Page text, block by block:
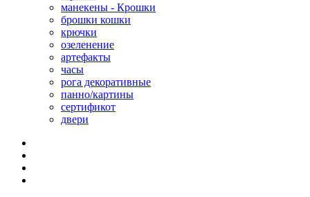
манекены - Крошки
брошки кошки
крючки
озеленение
артефакты
часы
рога декоративные
панно/картины
сертификот
двери